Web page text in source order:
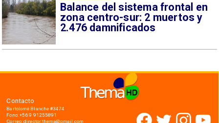
Balance del sistema frontal en
zona centro-sur: 2 muertos y
2.476 damnificados
Contacto
Bartolomé Blanche #3474
Fono: +56 9 91255891
Correo: director.thema@gmail.com